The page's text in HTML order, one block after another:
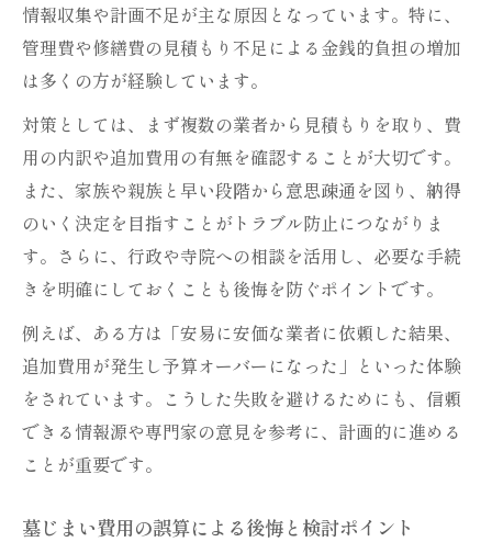
情報収集や計画不足が主な原因となっています。特に、
管理費や修繕費の見積もり不足による金銭的負担の増加
は多くの方が経験しています。
対策としては、まず複数の業者から見積もりを取り、費
用の内訳や追加費用の有無を確認することが大切です。
また、家族や親族と早い段階から意思疎通を図り、納得
のいく決定を目指すことがトラブル防止につながりま
す。さらに、行政や寺院への相談を活用し、必要な手続
きを明確にしておくことも後悔を防ぐポイントです。
例えば、ある方は「安易に安価な業者に依頼した結果、
追加費用が発生し予算オーバーになった」といった体験
をされています。こうした失敗を避けるためにも、信頼
できる情報源や専門家の意見を参考に、計画的に進める
ことが重要です。
墓じまい費用の誤算による後悔と検討ポイント